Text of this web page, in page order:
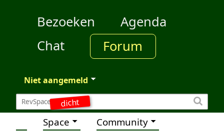
dicht
Bezoeken
Agenda
Chat
Forum
Niet aangemeld
Space Community